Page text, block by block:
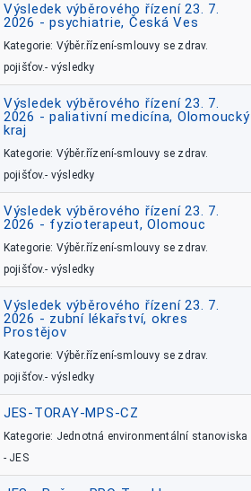
Výsledek výběrového řízení 23. 7.
2026 - psychiatrie, Česká Ves
Kategorie: Výběr.řízení-smlouvy se zdrav.
pojišťov.- výsledky
Výsledek výběrového řízení 23. 7.
2026 - paliativní medicína, Olomoucký
kraj
Kategorie: Výběr.řízení-smlouvy se zdrav.
pojišťov.- výsledky
Výsledek výběrového řízení 23. 7.
2026 - fyzioterapeut, Olomouc
Kategorie: Výběr.řízení-smlouvy se zdrav.
pojišťov.- výsledky
Výsledek výběrového řízení 23. 7.
2026 - zubní lékařství, okres
Prostějov
Kategorie: Výběr.řízení-smlouvy se zdrav.
pojišťov.- výsledky
JES-TORAY-MPS-CZ
Kategorie: Jednotná environmentální stanoviska
- JES